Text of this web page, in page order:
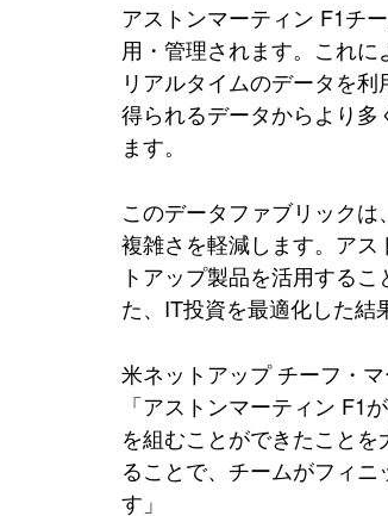
アストンマーティン F1チ
用・管理されます。これ
リアルタイムのデータを
得られるデータからより
ます。
このデータファブリック
複雑さを軽減します。ア
トアップ製品を活用する
た、IT投資を最適化した結
米ネットアップ チーフ・
「アストンマーティン F1
を組むことができたこと
ることで、チームがフィ
す」